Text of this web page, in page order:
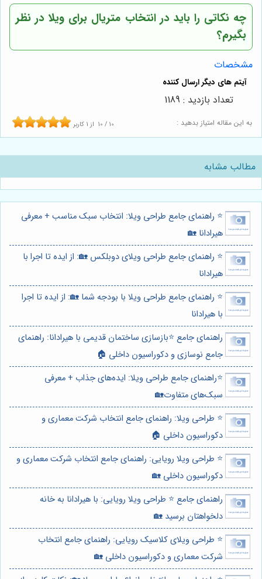
چه نکاتی را باید در انتخاب متریال برای ویلا در نظر
بگیرم؟
مشخصات
به این مقاله امتیاز بدهید : 10 / 10 از 1 کاربر
تعداد بازدید : 1189
مطالب مشابه
⭐️ راهنمای جامع طراحی ویلا: انتخاب سبک مناسب + معرفی
هیرادانا 🏡
⭐️ راهنمای جامع طراحی ویلای دوبلکس 🏡: از ایده تا اجرا با
هیرادانا
⭐️ راهنمای جامع طراحی ویلا با بودجه شما 🏡: از ایده تا اجرا
با هیرادانا
راهنمای جامع ⭐️بازسازی ساختمان قدیمی با هیرادانا: راهنمای
جامع نوسازی و دکوراسیون داخلی 🏠
⭐️راهنمای جامع طراحی ویلا: ایده‌های جذاب + معرفی
سبک‌های متفاوت🏡
⭐️ طراحی ویلا: راهنمای جامع انتخاب شرکت معماری و
دکوراسیون داخلی 🏠
⭐️ طراحی ویلا رویایی: راهنمای جامع انتخاب شرکت معماری و
دکوراسیون داخلی 🏡
راهنمای جامع ⭐️ طراحی ویلا رویایی: با هیرادانا به خانه
دلخواهتان برسید 🏡
⭐️ طراحی ویلای کلاسیک رویایی: راهنمای جامع انتخاب
شرکت معماری و دکوراسیون داخلی 🏡